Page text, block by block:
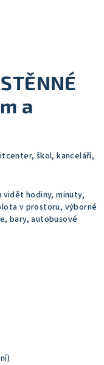
a
škol, kanceláří,
vidět hodiny, minuty,
v prostoru, výborné
bary, autobusové